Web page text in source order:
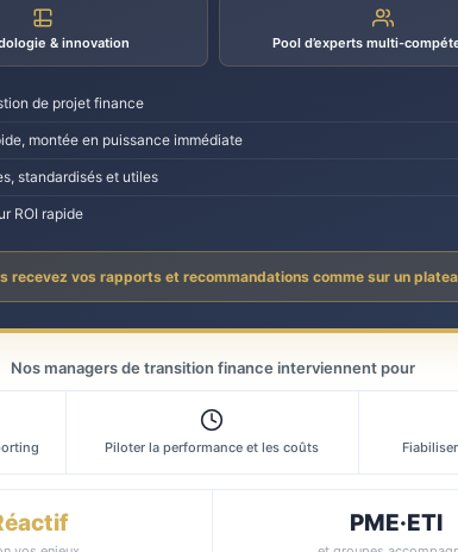
& innovation Pool d’experts multi-
de projet finance
montée en puissance immédiate
standardisés et utiles
ROI rapide
recevez vos rapports et recommandations comme sur un
Nos managers de transition finance interviennent pour
Piloter la performance et les coûts
PME·ETI